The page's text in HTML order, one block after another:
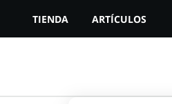
TIENDA ARTÍCULOS